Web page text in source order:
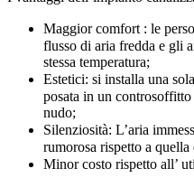
Maggior comfort : le
flusso di aria fredda e gli
stessa temperatura;
Estetici: si installa una
posata in un
nudo;
Silenziosità: L’aria
rumorosa rispetto a
Minor costo rispetto all’